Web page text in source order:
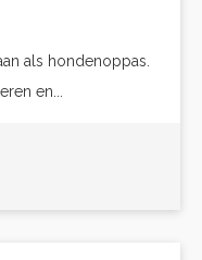
als hondenoppas.
en...